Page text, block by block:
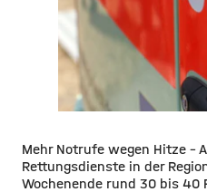
Mehr Notrufe wegen Hitze –
Rettungsdienste in der
Wochenende rund 30 bis